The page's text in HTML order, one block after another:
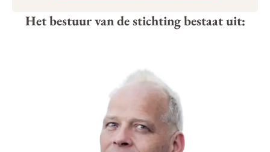
Het bestuur van de stichting bestaat uit: